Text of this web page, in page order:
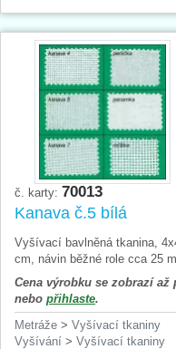
č. karty: 70013
Kanava č.5 bílá
Vyšívací bavlněná tkanina,
cm, návin běžné role cca 25
Cena výrobku se zobrazí
nebo přihlaste.
Metráže > Vyšívací tkaniny
Vyšívání > Vyšívací tkaniny